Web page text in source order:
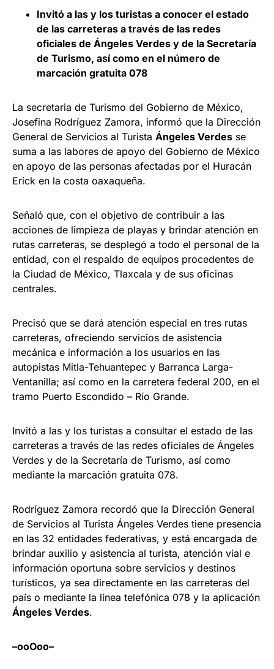
Invitó a las y los turistas a conocer el estado
de las carreteras a través de las redes
oficiales de Ángeles Verdes y de la Secretaría
de Turismo, así como en el número de
marcación gratuita 078
La secretaria de Turismo del Gobierno de México,
Josefina Rodríguez Zamora, informó que la Dirección
General de Servicios al Turista Ángeles Verdes se
suma a las labores de apoyo del Gobierno de México
en apoyo de las personas afectadas por el Huracán
Erick en la costa oaxaqueña.
Señaló que, con el objetivo de contribuir a las
acciones de limpieza de playas y brindar atención en
rutas carreteras, se desplegó a todo el personal de la
entidad, con el respaldo de equipos procedentes de
la Ciudad de México, Tlaxcala y de sus oficinas
centrales.
Precisó que se dará atención especial en tres rutas
carreteras, ofreciendo servicios de asistencia
mecánica e información a los usuarios en las
autopistas Mitla-Tehuantepec y Barranca Larga-
Ventanilla; así como en la carretera federal 200, en el
tramo Puerto Escondido – Río Grande.
Invitó a las y los turistas a consultar el estado de las
carreteras a través de las redes oficiales de Ángeles
Verdes y de la Secretaría de Turismo, así como
mediante la marcación gratuita 078.
Rodríguez Zamora recordó que la Dirección General
de Servicios al Turista Ángeles Verdes tiene presencia
en las 32 entidades federativas, y está encargada de
brindar auxilio y asistencia al turista, atención vial e
información oportuna sobre servicios y destinos
turísticos, ya sea directamente en las carreteras del
país o mediante la línea telefónica 078 y la aplicación
Ángeles Verdes.
–ooOoo–